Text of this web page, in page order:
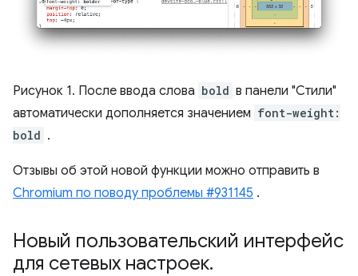
Рисунок 1. После ввода слова bold в панели "Стили"
автоматически дополняется значением font-weight:
bold .
Отзывы об этой новой функции можно отправить в
Chromium по поводу проблемы #931145 .
Новый пользовательский интерфейс
для сетевых настроек.